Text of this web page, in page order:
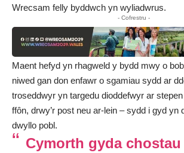
Wrecsam felly byddwch yn wyliadwrus.
- Cofrestru -
Maent hefyd yn rhagweld y bydd mwy o
niwed gan don enfawr o sgamiau sydd ar
troseddwyr yn targedu dioddefwyr ar
ffôn, drwy’r post neu ar-lein – sydd i gyd yn
dwyllo pobl.
Cymorth gyda